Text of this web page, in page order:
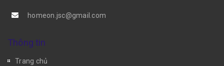
homeon.jsc@gmail.com
Thông tin
Trang chủ